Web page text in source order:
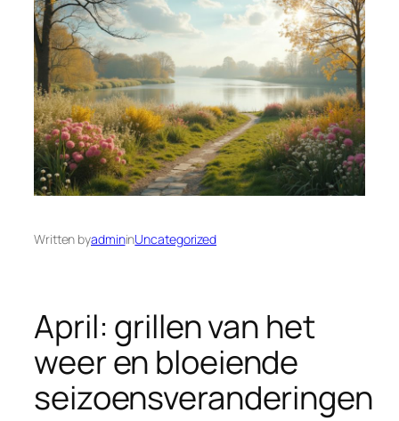
Written byadmininUncategorized
April: grillen van het
weer en bloeiende
seizoensveranderingen